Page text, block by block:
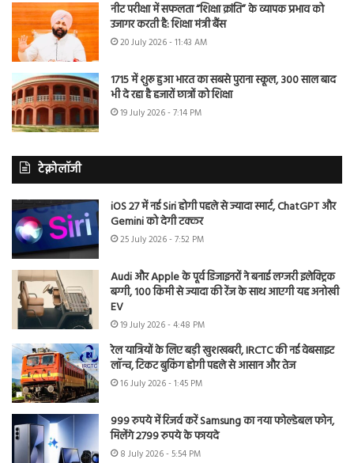
नीट परीक्षा में सफलता “शिक्षा क्रांति” के व्यापक प्रभाव को
उजागर करती है: शिक्षा मंत्री बैंस
20 July 2026 - 11:43 AM
1715 में शुरू हुआ भारत का सबसे पुराना स्कूल, 300 साल बाद
भी दे रहा है हजारों छात्रों को शिक्षा
19 July 2026 - 7:14 PM
टेक्नोलॉजी
iOS 27 में नई Siri होगी पहले से ज्यादा स्मार्ट, ChatGPT और
Gemini को देगी टक्कर
25 July 2026 - 7:52 PM
Audi और Apple के पूर्व डिजाइनरों ने बनाई लग्जरी इलेक्ट्रिक
बग्गी, 100 किमी से ज्यादा की रेंज के साथ आएगी यह अनोखी
EV
19 July 2026 - 4:48 PM
रेल यात्रियों के लिए बड़ी खुशखबरी, IRCTC की नई वेबसाइट
लॉन्च, टिकट बुकिंग होगी पहले से आसान और तेज
16 July 2026 - 1:45 PM
999 रुपये में रिजर्व करें Samsung का नया फोल्डेबल फोन,
मिलेंगे 2799 रुपये के फायदे
8 July 2026 - 5:54 PM